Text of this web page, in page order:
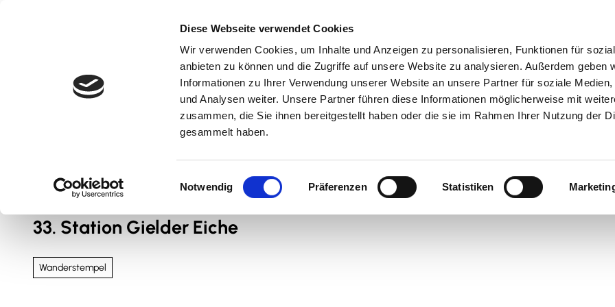
Diese Webseite verwendet Cookies
Wir verwenden Cookies, um Inhalte und Anzeigen zu personalisieren, Funktionen für
anbieten zu können und die Zugriffe auf unsere Website zu analysieren. Außerdem geben
Informationen zu Ihrer Verwendung unserer Website an unsere Partner für soziale Medien,
und Analysen weiter. Unsere Partner führen diese Informationen möglicherweise mit
zusammen, die Sie ihnen bereitgestellt haben oder die sie im Rahmen Ihrer Nutzung der
gesammelt haben.
i
w
Notwendig Präferenzen Statistiken
Kultur & Erlebnis Kulinarik & Genuss Suche Veranstaltungen
33. Station Gielder Eiche
Wanderstempel